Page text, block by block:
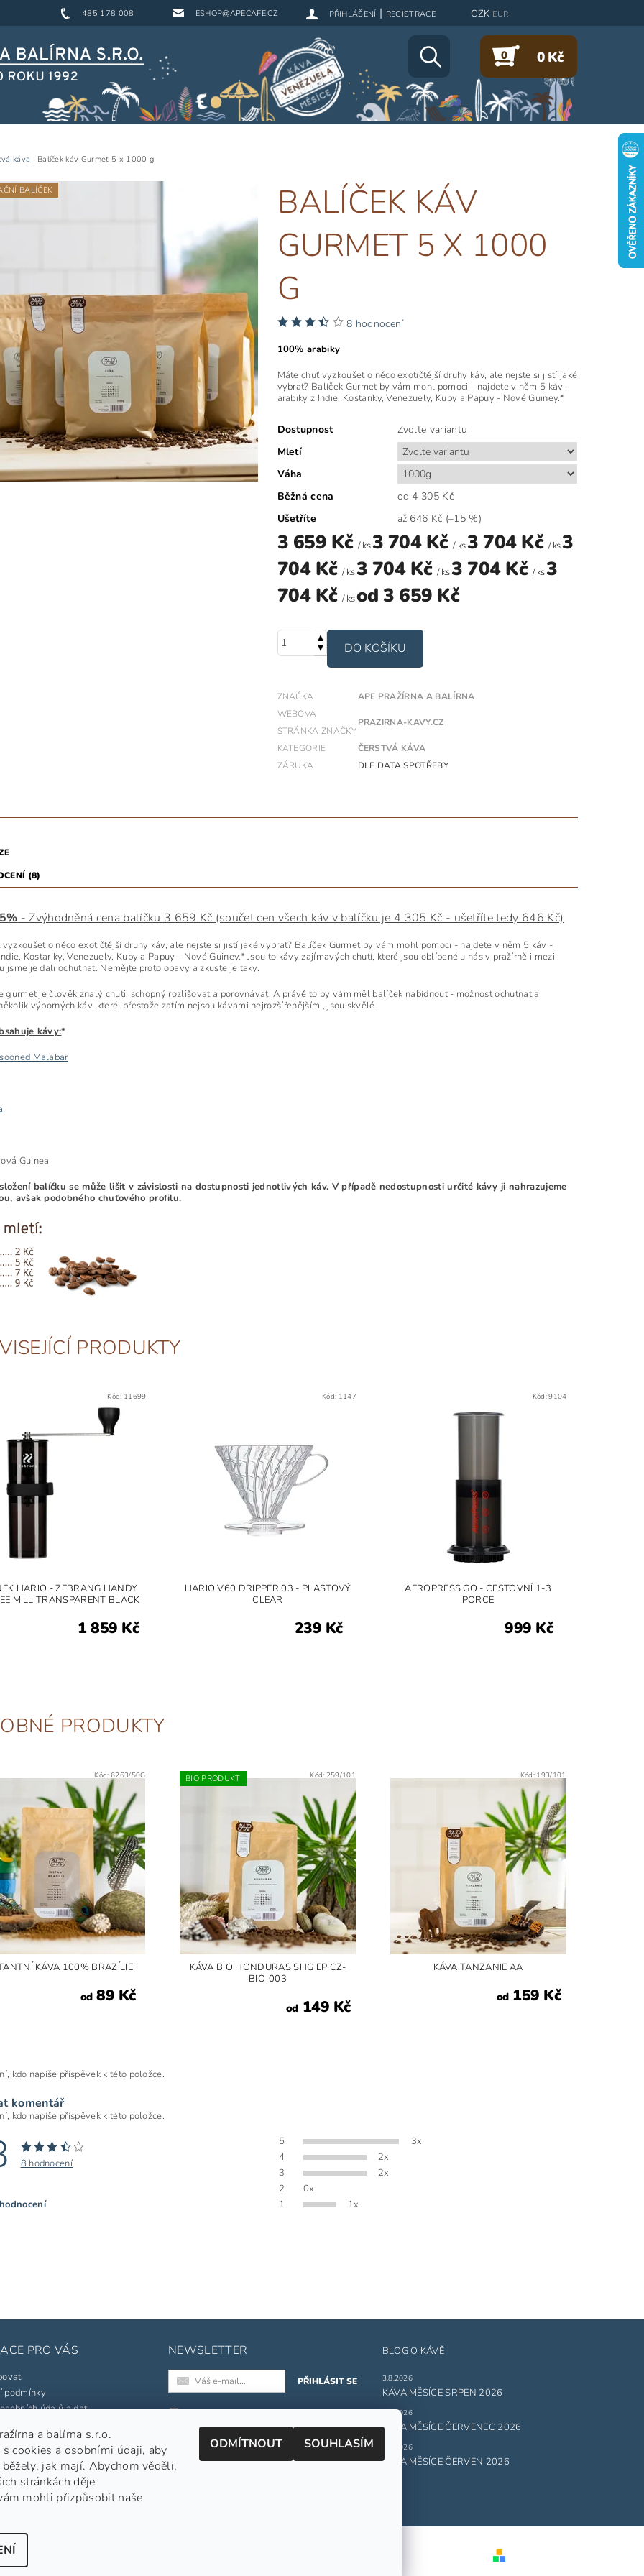
485 178 008 ESHOP@APECAFE.CZ CZK EUR
PŘIHLÁŠENÍ | REGISTRACE
0 0 Kč
káva Balíček káv Gurmet 5 x 1000 g
BALÍČEK
BALÍČEK KÁV
GURMET 5 X 1000
G
8 hodnocení
100% arabiky
Máte chuť vyzkoušet o něco exotičtější druhy káv, ale nejste si jistí jaké
vybrat? Balíček Gurmet by vám mohl pomoci - najdete v něm 5 káv -
arabiky z Indie, Kostariky, Venezuely, Kuby a Papuy - Nové Guiney.*
Dostupnost
Zvolte variantu
Mletí
Váha
Běžná cena
od 4 305 Kč
Ušetříte
až 646 Kč (–15 %)
3 659 Kč/ ks3 704 Kč/ ks3 704 Kč / ks3
704 Kč/ ks3 704 Kč/ ks3 704 Kč / ks3
704 Kč/ ksod 3 659 Kč
ZNAČKA
APE PRAŽÍRNA A BALÍRNA
WEBOVÁ
STRÁNKA ZNAČKY
PRAZIRNA-KAVY.CZ
KATEGORIE
ČERSTVÁ KÁVA
ZÁRUKA
DLE DATA SPOTŘEBY
(8)
- Zvýhodněná cena balíčku 3 659 Kč (součet cen všech káv v balíčku je 4 305 Kč - ušetříte tedy 646 Kč)
o něco exotičtější druhy káv, ale nejste si jistí jaké vybrat? Balíček Gurmet by vám mohl pomoci - najdete v něm 5 káv -
Kostariky, Venezuely, Kuby a Papuy - Nové Guiney.* Jsou to kávy zajímavých chutí, které jsou oblíbené u nás v pražírně i mezi
jsme je dali ochutnat. Nemějte proto obavy a zkuste je taky.
gurmet je člověk znalý chuti, schopný rozlišovat a porovnávat. A právě to by vám měl balíček nabídnout - možnost ochutnat a
výborných káv, které, přestože zatím nejsou kávami nejrozšířenějšími, jsou skvělé.
kávy:*
Malabar
Guinea
balíčku se může lišit v závislosti na dostupnosti jednotlivých káv. V případě nedostupnosti určité kávy ji nahrazujeme
avšak podobného chuťového profilu.
PRODUKTY
Kód: 11699
HARIO - ZEBRANG HANDY
MILL TRANSPARENT BLACK
1 859 Kč
Kód: 1147
HARIO V60 DRIPPER 03 - PLASTOVÝ
CLEAR
239 Kč
Kód:9104
AEROPRESS GO - CESTOVNÍ 1-3
PORCE
999 Kč
PRODUKTY
Kód: 6263/50G
KÁVA 100% BRAZÍLIE
od89 Kč
BIO PRODUKT Kód: 259/101
KÁVA BIO HONDURAS SHG EP CZ-
BIO-003
od 149 Kč
Kód: 193/101
KÁVA TANZANIE AA
od159 Kč
kdo napíše příspěvek k této položce.
komentář
kdo napíše příspěvek k této položce.
8 hodnocení
5
3x
4
2x
3
2x
2
0x
1
1x
PRO VÁS
podmínky
údajů a dat
značky
NEWSLETTER
souhlasíte s našimiobchodními
podmínkami.
Informace o zpracování osobních údajů.
BLOG O KÁVĚ
3.8.2026
KÁVA MĚSÍCE SRPEN 2026
1.7.2026
KÁVA MĚSÍCE ČERVENEC 2026
1.6.2026
KÁVA MĚSÍCE ČERVEN 2026
Nepražená zelená káva
práva vyhrazena
a balírna s.r.o.
s cookies a osobními údaji, aby
jak mají. Abychom věděli,
stránkách děje
mohli přizpůsobit naše
ODMÍTNOUT SOUHLASÍM